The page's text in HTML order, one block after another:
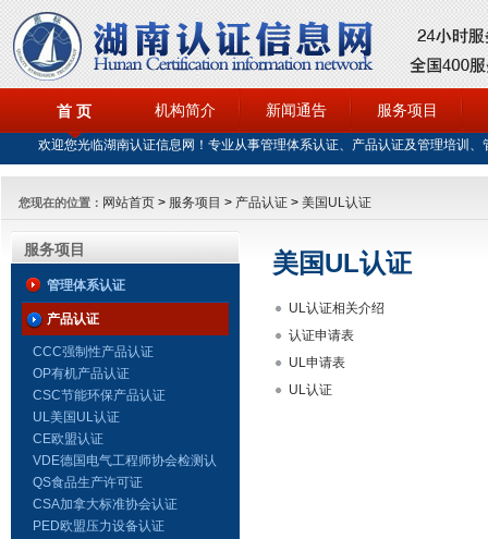
首 页
欢迎您光临湖南认证信息网！专业从事管理体系认证、产品认证及管理培训
机构简介 新闻通告 服务项目
您现在的位置： 网站首页 > 服务项目 > 产品认证 > 美国UL认证
服务项目
管理体系认证
产品认证
CCC强制性产品认证
OP有机产品认证
CSC节能环保产品认证
UL美国UL认证
CE欧盟认证
VDE德国电气工程师协会检测认
证
QS食品生产许可证
CSA加拿大标准协会认证
PED欧盟压力设备认证
美国UL认证
UL认证相关介绍
认证申请表
UL申请表
UL认证